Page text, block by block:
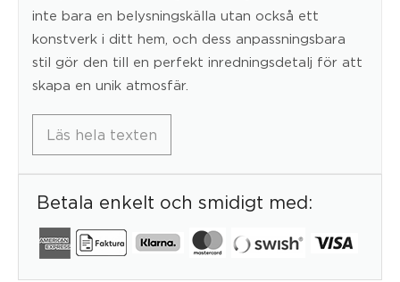
inte bara en belysningskälla utan också ett
konstverk i ditt hem, och dess anpassningsbara
stil gör den till en perfekt inredningsdetalj för att
skapa en unik atmosfär.
Läs hela texten
Betala enkelt och smidigt med: